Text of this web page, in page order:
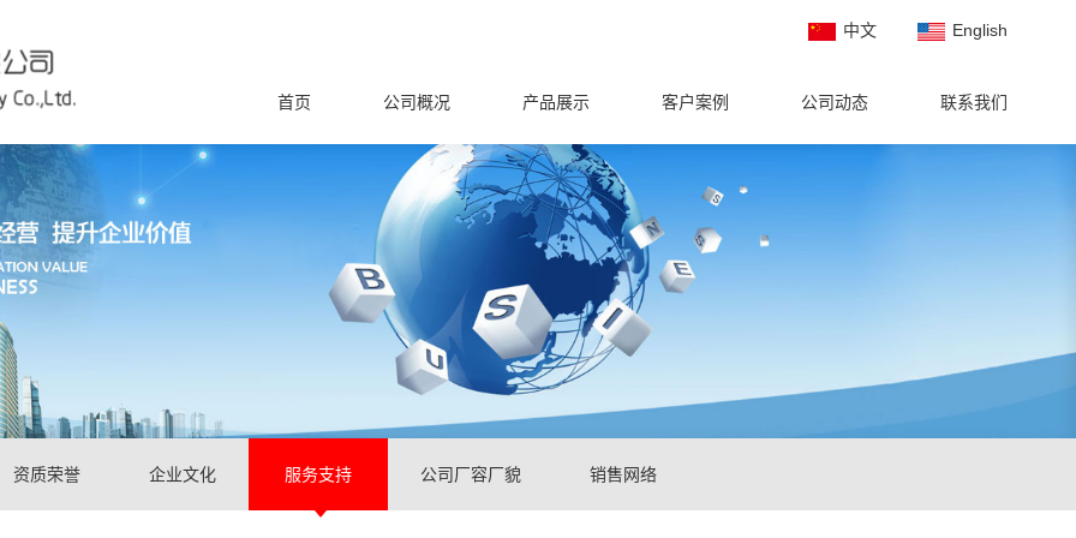
中文 English
首页 公司概况 产品展示 客户案例 公司动态 联系我们
资质荣誉 企业文化 服务支持 公司厂容厂貌 销售网络